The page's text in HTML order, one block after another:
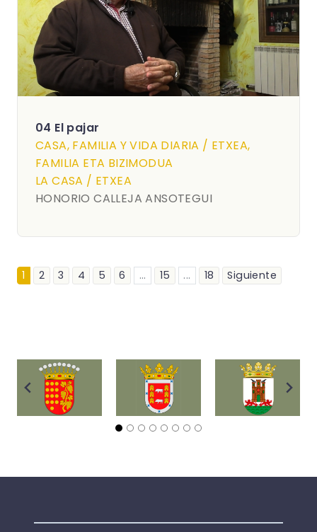
04 El pajar
CASA, FAMILIA Y VIDA DIARIA / ETXEA,
FAMILIA ETA BIZIMODUA
LA CASA / ETXEA
HONORIO CALLEJA ANSOTEGUI
1 2 3 4 5 6 ... 15 ... 18 Siguiente